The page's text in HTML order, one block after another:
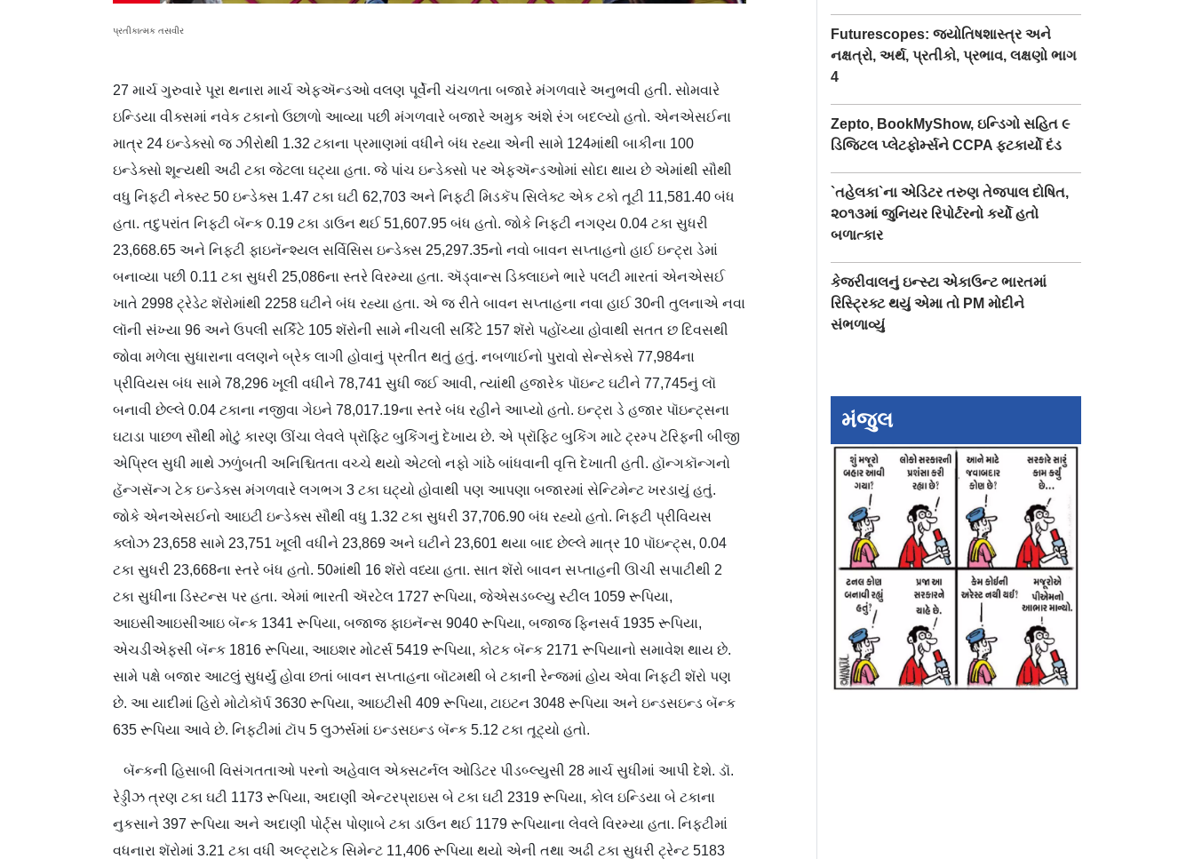
પ્રતીકાત્મક તસવીર
27 માર્ચ ગુરુવારે પૂરા થનારા માર્ચ એફઍન્ડઓ વલણ પૂર્વેની ચંચળતા બજારે મંગળવારે અનુભવી હતી. સોમવારે
ઇન્ડિયા વીક્સમાં નવેક ટકાનો ઉછાળો આવ્યા પછી મંગળવારે બજારે અમુક અંશે રંગ બદલ્યો હતો. એનએસઈના
માત્ર 24 ઇન્ડેક્સો જ ઝીરોથી 1.32 ટકાના પ્રમાણમાં વધીને બંધ રહ્યા એની સામે 124માંથી બાકીના 100
ઇન્ડેક્સો શૂન્યથી અઢી ટકા જેટલા ઘટ્યા હતા. જે પાંચ ઇન્ડેક્સો પર એફઍન્ડઓમાં સોદા થાય છે એમાંથી સૌથી
વધુ નિફ્ટી નેક્સ્ટ 50 ઇન્ડેક્સ 1.47 ટકા ઘટી 62,703 અને નિફ્ટી મિડકૅપ સિલેક્ટ એક ટકો તૂટી 11,581.40 બંધ
હતા. તદુપરાંત નિફ્ટી બૅન્ક 0.19 ટકા ડાઉન થઈ 51,607.95 બંધ હતો. જોકે નિફ્ટી નગણ્ય 0.04 ટકા સુધરી
23,668.65 અને નિફ્ટી ફાઇનૅન્શ્યલ સર્વિસિસ ઇન્ડેક્સ 25,297.35નો નવો બાવન સપ્તાહનો હાઈ ઇન્ટ્રા ડેમાં
બનાવ્યા પછી 0.11 ટકા સુધરી 25,086ના સ્તરે વિરમ્યા હતા. ઍડ્વાન્સ ડિક્લાઇને ભારે પલટી મારતાં એનએસઈ
ખાતે 2998 ટ્રેડેટ શૅરોમાંથી 2258 ઘટીને બંધ રહ્યા હતા. એ જ રીતે બાવન સપ્તાહના નવા હાઈ 30ની તુલનાએ નવા
લૉની સંખ્યા 96 અને ઉપલી સર્કિટે 105 શૅરોની સામે નીચલી સર્કિટે 157 શૅરો પહોંચ્યા હોવાથી સતત છ દિવસથી
જોવા મળેલા સુધારાના વલણને બ્રેક લાગી હોવાનું પ્રતીત થતું હતું. નબળાઈનો પુરાવો સેન્સેક્સે 77,984ના
પ્રીવિયસ બંધ સામે 78,296 ખૂલી વધીને 78,741 સુધી જઈ આવી, ત્યાંથી હજારેક પૉઇન્ટ ઘટીને 77,745નું લૉ
બનાવી છેલ્લે 0.04 ટકાના નજીવા ગેઇને 78,017.19ના સ્તરે બંધ રહીને આપ્યો હતો. ઇન્ટ્રા ડે હજાર પૉઇન્ટ્સના
ઘટાડા પાછળ સૌથી મોટું કારણ ઊંચા લેવલે પ્રૉફિટ બુકિંગનું દેખાય છે. એ પ્રૉફિટ બુકિંગ માટે ટ્રમ્પ ટૅરિફની બીજી
એપ્રિલ સુધી માથે ઝળુંબતી અનિશ્ચિતતા વચ્ચે થયો એટલો નફો ગાંઠે બાંધવાની વૃત્તિ દેખાતી હતી. હૉન્ગકૉન્ગનો
હૅન્ગસૅન્ગ ટેક ઇન્ડેક્સ મંગળવારે લગભગ 3 ટકા ઘટ્યો હોવાથી પણ આપણા બજારમાં સેન્ટિમેન્ટ ખરડાયું હતું.
જોકે એનએસઈનો આઇટી ઇન્ડેક્સ સૌથી વધુ 1.32 ટકા સુધરી 37,706.90 બંધ રહ્યો હતો. નિફ્ટી પ્રીવિયસ
ક્લોઝ 23,658 સામે 23,751 ખૂલી વધીને 23,869 અને ઘટીને 23,601 થયા બાદ છેલ્લે માત્ર 10 પૉઇન્ટ્સ, 0.04
ટકા સુધરી 23,668ના સ્તરે બંધ હતો. 50માંથી 16 શૅરો વધ્યા હતા. સાત શૅરો બાવન સપ્તાહની ઊચી સપાટીથી 2
ટકા સુધીના ડિસ્ટન્સ પર હતા. એમાં ભારતી ઍરટેલ 1727 રૂપિયા, જેએસડબ્લ્યુ સ્ટીલ 1059 રૂપિયા,
આઇસીઆઇસીઆઇ બૅન્ક 1341 રૂપિયા, બજાજ ફાઇનૅન્સ 9040 રૂપિયા, બજાજ ફિનસર્વ 1935 રૂપિયા,
એચડીએફસી બૅન્ક 1816 રૂપિયા, આઇશર મોટર્સ 5419 રૂપિયા, કોટક બૅન્ક 2171 રૂપિયાનો સમાવેશ થાય છે.
સામે પક્ષે બજાર આટલું સુધર્યું હોવા છતાં બાવન સપ્તાહના બૉટમથી બે ટકાની રેન્જમાં હોય એવા નિફ્ટી શૅરો પણ
છે. આ યાદીમાં હિરો મોટોકૉર્પ 3630 રૂપિયા, આઇટીસી 409 રૂપિયા, ટાઇટન 3048 રૂપિયા અને ઇન્ડસઇન્ડ બૅન્ક
635 રૂપિયા આવે છે. નિફ્ટીમાં ટૉપ 5 લુઝર્સમાં ઇન્ડસઇન્ડ બૅન્ક 5.12 ટકા તૂટ્યો હતો.
બૅન્કની હિસાબી વિસંગતતાઓ પરનો અહેવાલ એક્સટર્નલ ઓડિટર પીડબ્લ્યુસી 28 માર્ચ સુધીમાં આપી દેશે. ડૉ.
રેડ્ડીઝ ત્રણ ટકા ઘટી 1173 રૂપિયા, અદાણી એન્ટરપ્રાઇસ બે ટકા ઘટી 2319 રૂપિયા, કોલ ઇન્ડિયા બે ટકાના
નુકસાને 397 રૂપિયા અને અદાણી પોર્ટ્સ પોણાબે ટકા ડાઉન થઈ 1179 રૂપિયાના લેવલે વિરમ્યા હતા. નિફ્ટીમાં
વધનારા શૅરોમાં 3.21 ટકા વધી અલ્ટ્રાટેક સિમેન્ટ 11,406 રૂપિયા થયો એની તથા અઢી ટકા સુધરી ટ્રેન્ટ 5183
Futurescopes: જ્યોતિષશાસ્ત્ર અને
નક્ષત્રો, અર્થ, પ્રતીકો, પ્રભાવ, લક્ષણો ભાગ
4
Zepto, BookMyShow, ઇન્ડિગો સહિત ૯
ડિજિટલ પ્લેટફોર્મ્સને CCPA ફટકાર્યો દંડ
`તહેલકા`ના એડિટર તરુણ તેજપાલ દોષિત,
૨૦૧૩માં જુનિયર રિપોર્ટરનો કર્યો હતો
બળાત્કાર
કેજરીવાલનું ઇન્સ્ટા એકાઉન્ટ ભારતમાં
રિસ્ટ્રિક્ટ થયું એમા તો PM મોદીને
સંભળાવ્યું
મંજુલ